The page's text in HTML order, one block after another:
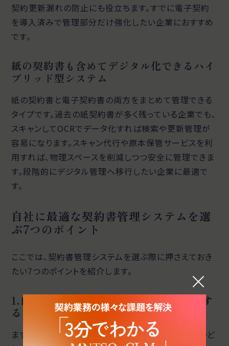
契約更新漏れの防止にも役立ちます。すでに電子契約
を導入済みで管理部分だけ強化したい企業におすすめ
です。
紙の契約書も含めてデジタル化できるハイ
ブリッド型システム
紙の契約書と電子契約書の両方をまとめて管理できる
タイプです。過去の紙契約書が多く残っている企業でも、
スキャンしてOCRでデータ化すれば検索や更新管理が
容易になります。スキャン代行や原本保管サービスを利
用すれば、物理スペースを削減しつつ安全に管理できま
す。段階的にデジタル管理へ移行したい企業に最適で
す。
自社に最適な契約書管理システムを選
ぶ7つのポイント
ここでは、契約書管理システムを選ぶ際に押さえておき
たい7つのポイントを紹介します。
1.自社に必要な機能が揃っているか確認す
る
まず確認すべきは、自社が求める機能を備えているかど